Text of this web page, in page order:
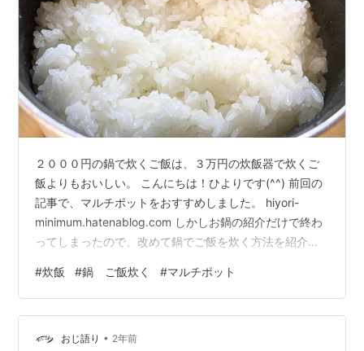
２０００円の鍋で炊くご飯は、３万円の炊飯器で炊くご
飯よりもおいしい。 こんにちは！ひよりです(^^) 前回の
記事で、マルチポットをおすすめしました。 hiyori-
minimum.hatenablog.com しかしお鍋の紹介だけで終わ
ってしまったので、改めて鍋でご飯を炊く方法を紹介し
さい！ 鍋でご飯を炊く方法 今回は３合のお米を使用し炊
いていきます。 準備する物 準備する物は ・お米（３
合） ・蓋つきの鍋 です。 私はアイリスオーヤマのマル
チポットを使用していますが、鍋であればなんでも大丈
#炊飯 #鍋 ご飯炊く #マルチポット
おじ語り • 2年前